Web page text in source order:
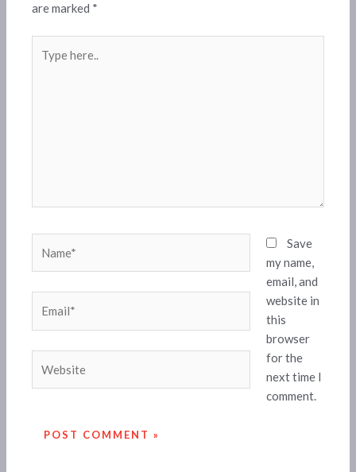
are marked *
here..
Save
my name,
email, and
website in
this
browser
for the
next time I
comment.